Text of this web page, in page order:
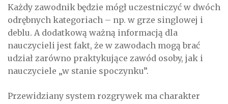
Każdy zawodnik będzie mógł uczestniczyć w dwóch
odrębnych kategoriach – np. w grze singlowej i
deblu. A dodatkową ważną informacją dla
nauczycieli jest fakt, że w zawodach mogą brać
udział zarówno praktykujące zawód osoby, jak i
nauczyciele „w stanie spoczynku”.
Przewidziany system rozgrywek ma charakter